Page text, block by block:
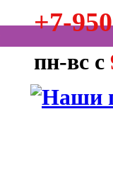
+7-
пн-вс с